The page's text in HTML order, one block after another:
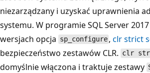
niezarządzany i uzyskać uprawnienia
systemu. W programie SQL Server
wersjach opcja sp_configure ,clr strict
bezpieczeństwo zestawów CLR. clr
domyślnie włączona i traktuje zestawy